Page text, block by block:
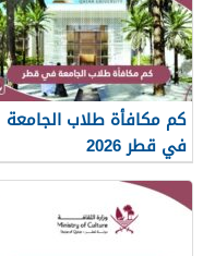
كم مكافأة طلاب الجامعة
في قطر 2026